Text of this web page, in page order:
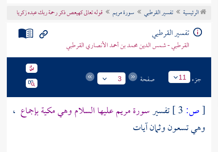
تراجم الأعلام
الرئيسية تفسير القرطبي سورة مريم قوله تعالى كهيعص ذكر رحمة ربك عبده زكريا
تفسير القرطبي
القرطبي - شمس الدين محمد بن أحمد الأنصاري القرطبي
جزء 11 صفحة 3
[ص: تفسيرسورة مريم عليها السلام وهي مكية بإجماع ،
وهي تسعون وثمان آيات